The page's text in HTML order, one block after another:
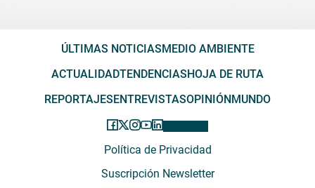
ÚLTIMAS NOTICIASMEDIO AMBIENTE
ACTUALIDADTENDENCIASHOJA DE RUTA
REPORTAJESENTREVISTASOPINIÓNMUNDO
Política de Privacidad
Suscripción Newsletter